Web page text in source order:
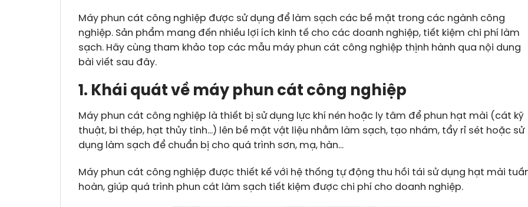
Máy phun cát công nghiệp được sử dụng để làm sạch các bề mặt trong các ngành công
nghiệp. Sản phẩm mang đến nhiều lợi ích kinh tế cho các doanh nghiệp, tiết kiệm chi phí làm
sạch. Hãy cùng tham khảo top các mẫu máy phun cát công nghiệp thịnh hành qua nội dung
bài viết sau đây.
1. Khái quát về máy phun cát công nghiệp
Máy phun cát công nghiệp là thiết bị sử dụng lực khí nén hoặc ly tâm để phun hạt mài (cát kỹ
thuật, bi thép, hạt thủy tinh…) lên bề mặt vật liệu nhằm làm sạch, tạo nhám, tẩy rỉ sét hoặc sử
dụng làm sạch để chuẩn bị cho quá trình sơn, mạ, hàn…
Máy phun cát công nghiệp được thiết kế với hệ thống tự động thu hồi tái sử dụng hạt mài
hoàn, giúp quá trình phun cát làm sạch tiết kiệm được chi phí cho doanh nghiệp.